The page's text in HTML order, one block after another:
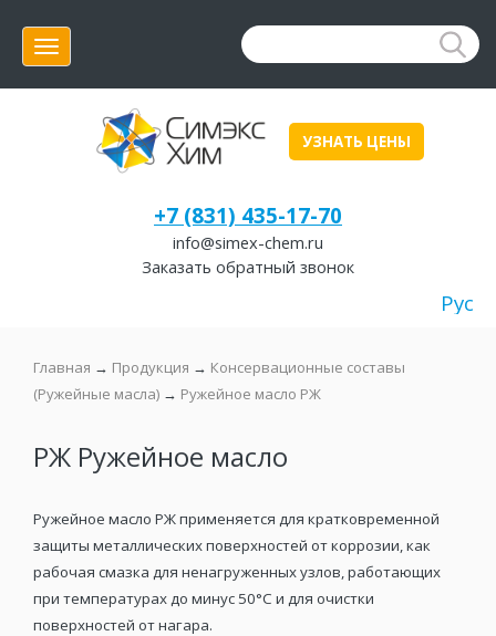
Меню
УЗНАТЬ ЦЕНЫ
+7 (831) 435-17-70
info@simex-chem.ru
Заказать обратный звонок
Рус
Главная → Продукция → Консервационные составы
(Ружейные масла) → Ружейное масло РЖ
РЖ Ружейное масло
Ружейное масло РЖ применяется для кратковременной
защиты металлических поверхностей от коррозии, как
рабочая смазка для ненагруженных узлов, работающих
при температурах до минус 50°С и для очистки
поверхностей от нагара.